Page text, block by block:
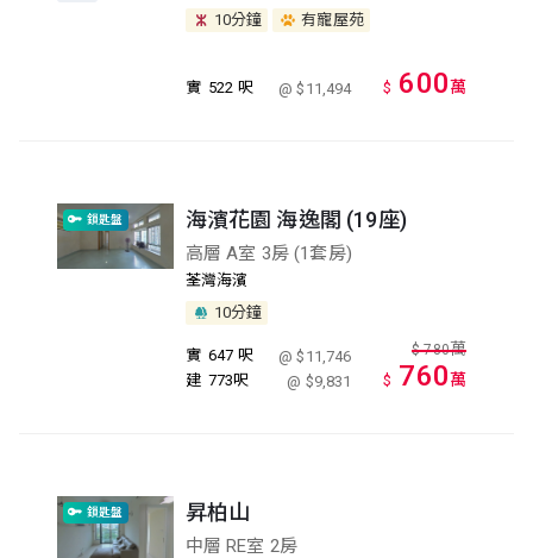
10分鐘
有寵屋苑
實 522 呎 @ $11,494 $ 600萬
鎖匙盤 海濱花園 海逸閣 (19座)
高層 A室 3房 (1套房)
荃灣海濱
10分鐘
實 647 呎
@ $11,746
建 773呎 @ $9,831
$ 780萬
$ 760萬
鎖匙盤 昇柏山
中層 RE室 2房